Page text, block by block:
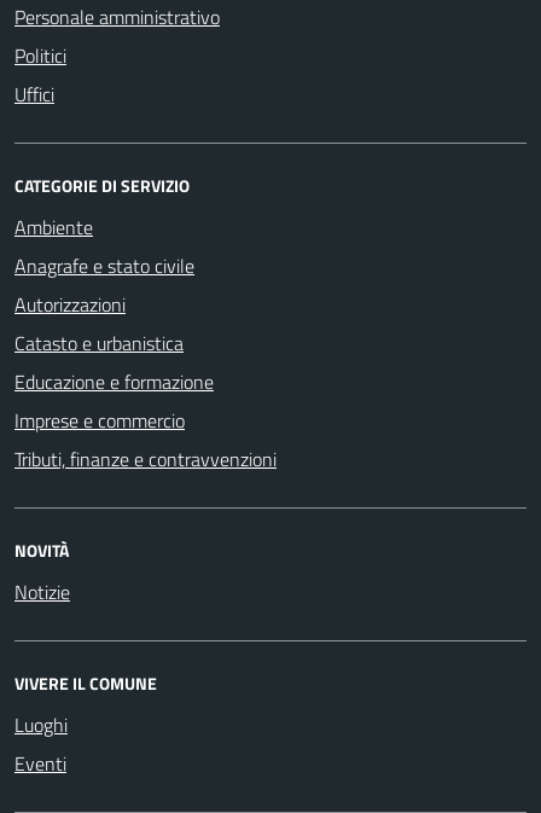
Personale amministrativo
Politici
Uffici
CATEGORIE DI SERVIZIO
Ambiente
Anagrafe e stato civile
Autorizzazioni
Catasto e urbanistica
Educazione e formazione
Imprese e commercio
Tributi, finanze e contravvenzioni
NOVITÀ
Notizie
VIVERE IL COMUNE
Luoghi
Eventi